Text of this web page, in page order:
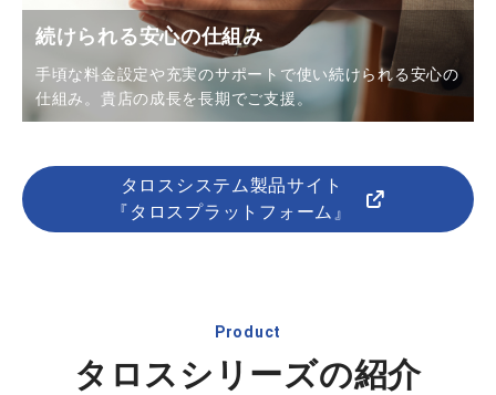
続けられる安心の仕組み
手頃な料金設定や充実のサポートで使い続けられる安心の
仕組み。貴店の成長を長期でご支援。
タロスシステム製品サイト
『タロスプラットフォーム』
Product
タロスシリーズの紹介